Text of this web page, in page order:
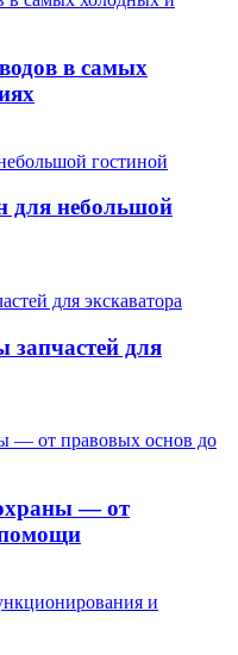
в самых
для небольшой
запчастей для
— от